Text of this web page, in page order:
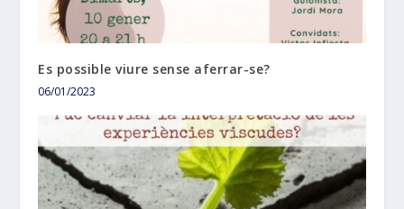
Es possible viure sense aferrar-se?
06/01/2023